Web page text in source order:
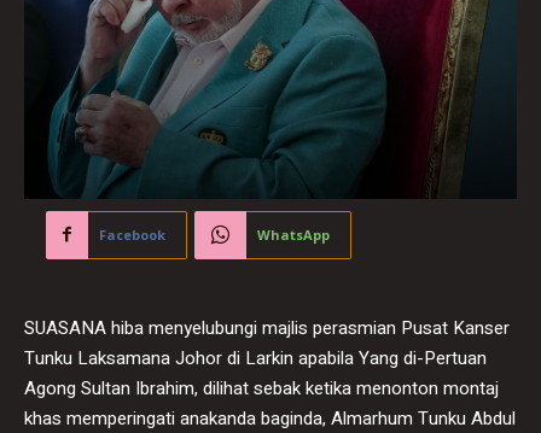
Facebook WhatsApp
SUASANA hiba menyelubungi majlis perasmian Pusat Kanser
Tunku Laksamana Johor di Larkin apabila Yang di-Pertuan
Agong Sultan Ibrahim, dilihat sebak ketika menonton montaj
khas memperingati anakanda baginda, Almarhum Tunku Abdul